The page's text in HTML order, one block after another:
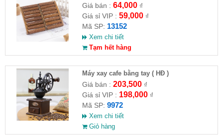
Giá bán : 64,000₫
Giá sỉ VIP : 59,000₫
Mã SP: 13152
Xem chi tiết
Tạm hết hàng
Máy xay cafe bằng tay ( HĐ )
Giá bán : 203,500₫
Giá sỉ VIP : 198,000₫
Mã SP: 9972
Xem chi tiết
Giỏ hàng